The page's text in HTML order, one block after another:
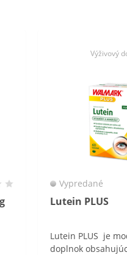
Výživový
Lutein PLUS
Vypredané
Lutein PLUS je
doplnok